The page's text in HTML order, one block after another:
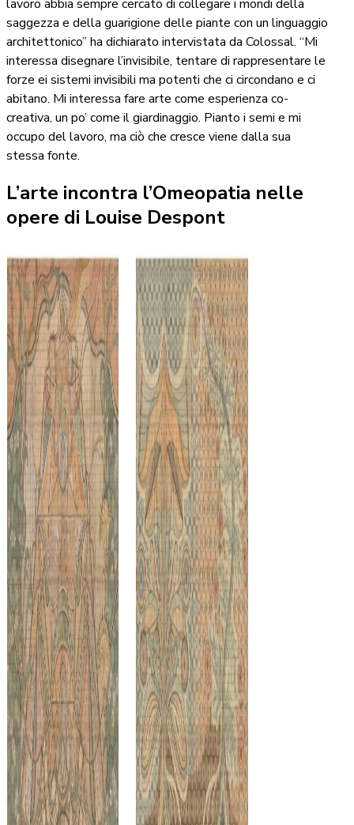
lavoro abbia sempre cercato di collegare i mondi della
saggezza e della guarigione delle piante con un linguaggio
architettonico” ha dichiarato intervistata da Colossal. “Mi
interessa disegnare l’invisibile, tentare di rappresentare le
forze ei sistemi invisibili ma potenti che ci circondano e ci
abitano. Mi interessa fare arte come esperienza co-
creativa, un po’ come il giardinaggio. Pianto i semi e mi
occupo del lavoro, ma ciò che cresce viene dalla sua
stessa fonte.
L’arte incontra l’Omeopatia nelle
opere di Louise Despont